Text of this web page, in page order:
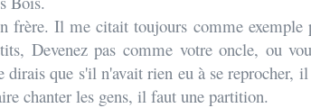
frère. Il me citait toujours comme exemple
Devenez pas comme votre oncle, ou
que s'il n'avait rien eu à se reprocher,
chanter les gens, il faut une partition.